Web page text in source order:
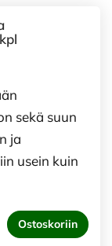
sekä suun
ja
usein kuin
Ostoskoriin